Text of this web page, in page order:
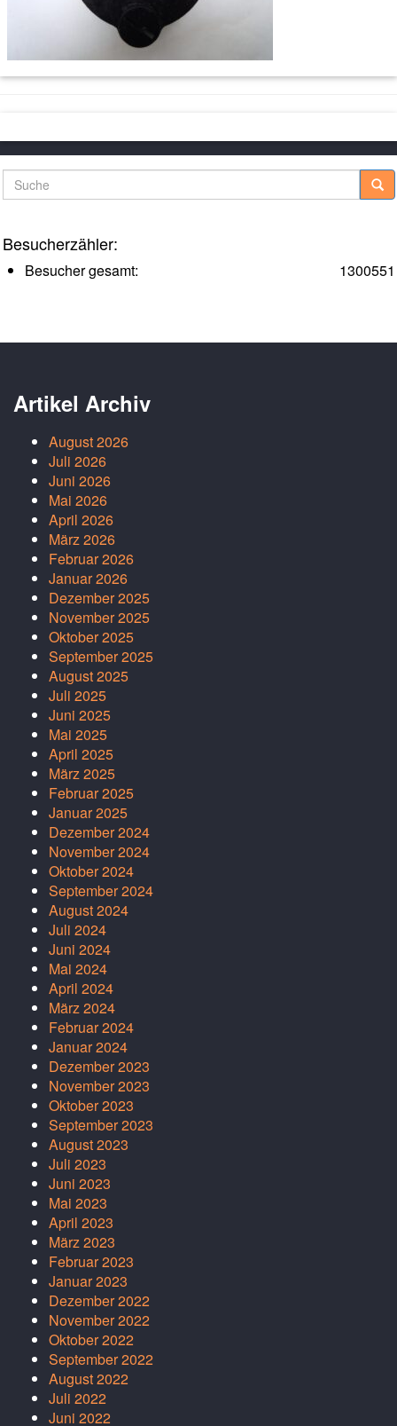
Suche
Besucherzähler:
1300551
Besucher gesamt:
Artikel Archiv
August 2026
Juli 2026
Juni 2026
Mai 2026
April 2026
März 2026
Februar 2026
Januar 2026
Dezember 2025
November 2025
Oktober 2025
September 2025
August 2025
Juli 2025
Juni 2025
Mai 2025
April 2025
März 2025
Februar 2025
Januar 2025
Dezember 2024
November 2024
Oktober 2024
September 2024
August 2024
Juli 2024
Juni 2024
Mai 2024
April 2024
März 2024
Februar 2024
Januar 2024
Dezember 2023
November 2023
Oktober 2023
September 2023
August 2023
Juli 2023
Juni 2023
Mai 2023
April 2023
März 2023
Februar 2023
Januar 2023
Dezember 2022
November 2022
Oktober 2022
September 2022
August 2022
Juli 2022
Juni 2022